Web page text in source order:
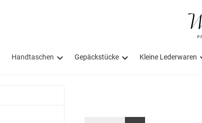
Handtaschen Gepäckstücke Kleine Lederwaren